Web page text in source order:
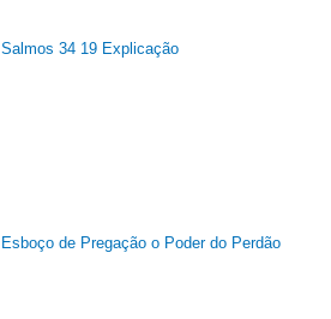
Salmos 34 19 Explicação
Esboço de Pregação o Poder do Perdão